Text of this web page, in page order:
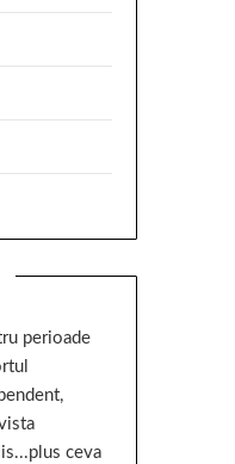
perioade
ceva